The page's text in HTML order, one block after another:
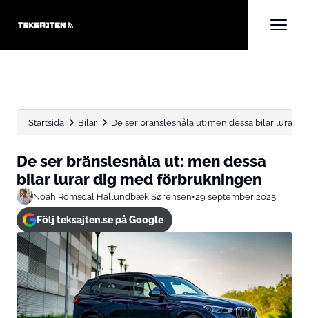
Startsida Bilar De ser bränslesnåla ut: men dessa bilar lurar
De ser bränslesnåla ut: men dessa
bilar lurar dig med förbrukningen
Noah Romsdal Hallundbæk Sørensen•29 september 2025
Följ teksajten.se på Google